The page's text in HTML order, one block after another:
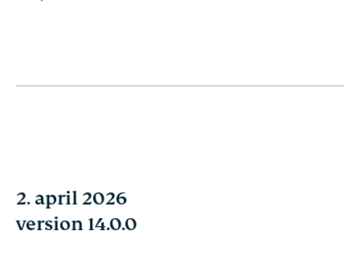
2. april 2026
version 14.0.0